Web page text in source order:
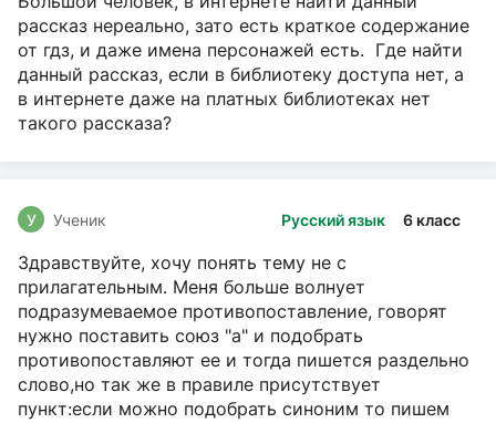
рассказ нереально, зато есть краткое содержание
от гдз, и даже имена персонажей есть. Где найти
данный рассказ, если в библиотеку доступа нет, а
в интернете даже на платных библиотеках нет
такого рассказа?
Русский язык 6 класс
У Ученик
Здравствуйте, хочу понять тему не с
прилагательным. Меня больше волнует
подразумеваемое противопоставление, говорят
нужно поставить союз "а" и подобрать
противопоставляют ее и тогда пишется раздельно
слово,но так же в правиле присутствует
пункт:если можно подобрать синоним то пишем